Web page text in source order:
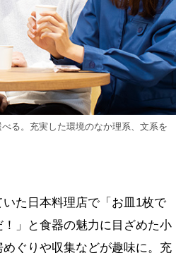
る。充実した環境のなか理系、文系を
た日本料理店で「お皿1枚で
」と食器の魅力に目ざめた小
ぐりや収集などが趣味に。充